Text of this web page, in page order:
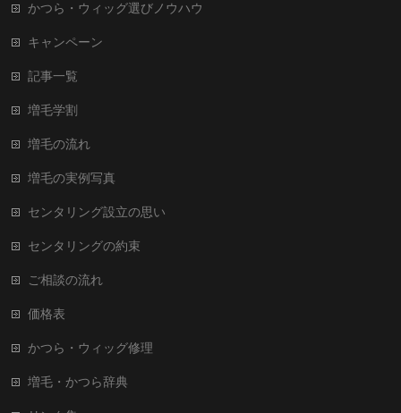
かつら・ウィッグ選びノウハウ
キャンペーン
記事一覧
増毛学割
増毛の流れ
増毛の実例写真
センタリング設立の思い
センタリングの約束
ご相談の流れ
価格表
かつら・ウィッグ修理
増毛・かつら辞典